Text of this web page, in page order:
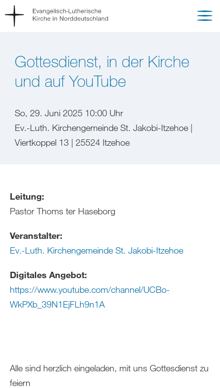
Gottesdienst, in der Kirche
und auf YouTube
So, 29. Juni 2025 10:00 Uhr
Ev.-Luth. Kirchengemeinde St. Jakobi-Itzehoe |
Viertkoppel 13 | 25524 Itzehoe
Leitung:
Pastor Thoms ter Haseborg
Veranstalter:
Ev.-Luth. Kirchengemeinde St. Jakobi-Itzehoe
Digitales Angebot:
https://www.youtube.com/channel/UCBo-
WkPXb_39N1EjFLh9n1A
Alle sind herzlich eingeladen, mit uns Gottesdienst zu
feiern